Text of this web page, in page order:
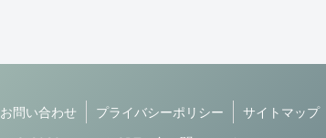
お問い合わせ プライバシーポリシー
サイトマップ